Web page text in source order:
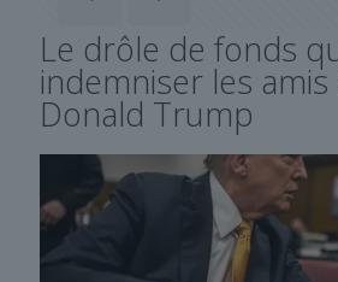
Le drôle de fonds
indemniser les
Donald Trump